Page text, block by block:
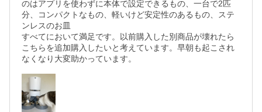
のはアプリを使わずに本体で設定できるもの、一台で2匹
分、コンパクトなもの、軽いけど安定性のあるもの、ステ
ンレスのお皿
すべてにおいて満足です。以前購入した別商品が壊れたら
こちらを追加購入したいと考えています。早朝も起こされ